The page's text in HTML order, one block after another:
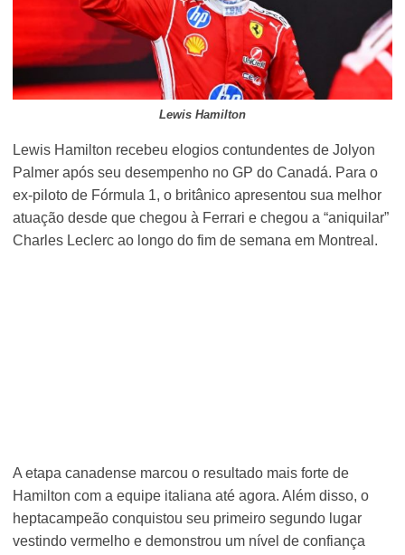
Lewis Hamilton
Lewis Hamilton recebeu elogios contundentes de Jolyon
Palmer após seu desempenho no GP do Canadá. Para o
ex-piloto de Fórmula 1, o britânico apresentou sua melhor
atuação desde que chegou à Ferrari e chegou a “aniquilar”
Charles Leclerc ao longo do fim de semana em Montreal.
A etapa canadense marcou o resultado mais forte de
Hamilton com a equipe italiana até agora. Além disso, o
heptacampeão conquistou seu primeiro segundo lugar
vestindo vermelho e demonstrou um nível de confiança